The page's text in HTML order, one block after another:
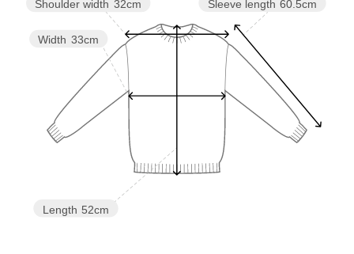
Sleeve length 60.5cm
Length 52cm
Width 33cm
Shoulder width 32cm